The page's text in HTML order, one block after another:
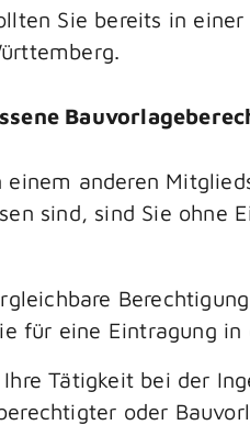
Sie bereits in
einem anderen
sind, sind Sie ohne
für eine Eintragung
Ihre Tätigkeit bei der
oder